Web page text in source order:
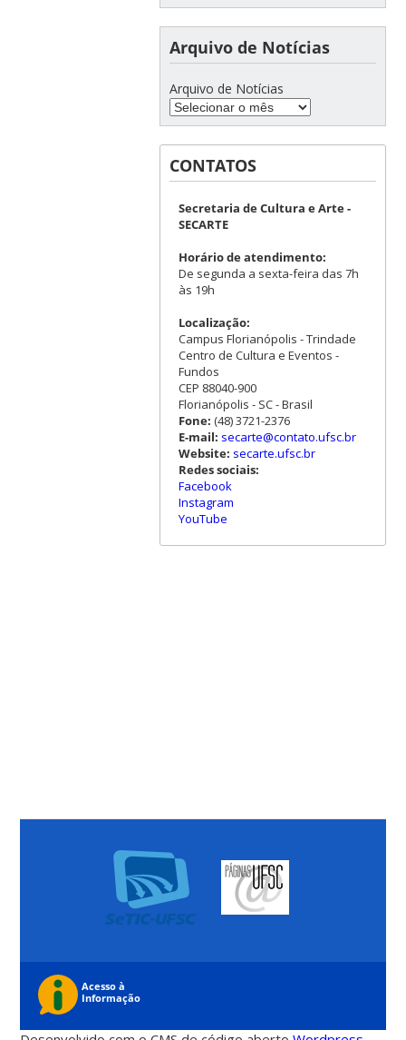
Arquivo de Notícias
Arquivo de Notícias
CONTATOS
Secretaria de Cultura e Arte -
SECARTE
Horário de atendimento:
De segunda a sexta-feira das 7h
às 19h
Localização:
Campus Florianópolis - Trindade
Centro de Cultura e Eventos -
Fundos
CEP 88040-900
Florianópolis - SC - Brasil
Fone: (48) 3721-2376
E-mail: secarte@contato.ufsc.br
Website: secarte.ufsc.br
Redes sociais:
Facebook
Instagram
YouTube